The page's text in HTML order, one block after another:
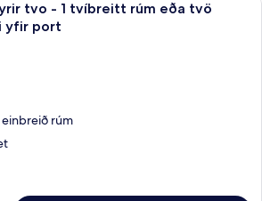
tvo - 1 tvíbreitt rúm eða tvö
yfir port
rúm